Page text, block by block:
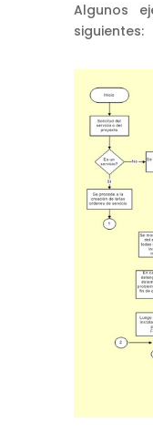
Algunos
siguientes: